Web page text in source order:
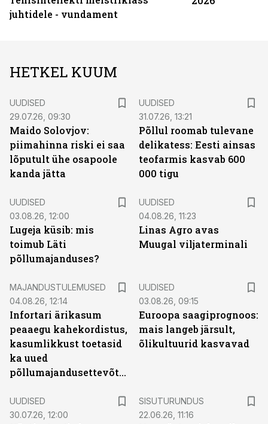
juhtidele - vundament
HETKEL KUUM
UUDISED
29.07.26, 09:30
Maido Solovjov:
piimahinna riski ei saa
lõputult ühe osapoole
kanda jätta
UUDISED
31.07.26, 13:21
Põllul roomab tulevane
delikatess: Eesti ainsas
teofarmis kasvab 600
000 tigu
UUDISED
03.08.26, 12:00
Lugeja küsib: mis
toimub Läti
põllumajanduses?
UUDISED
04.08.26, 11:23
Linas Agro avas
Muugal viljaterminali
MAJANDUSTULEMUSED
04.08.26, 12:14
Infortari ärikasum
peaaegu kahekordistus,
kasumlikkust toetasid
ka uued
põllumajandusettevõtted
UUDISED
03.08.26, 09:15
Euroopa saagiprognoos:
mais langeb järsult,
õlikultuurid kasvavad
UUDISED
30.07.26, 12:00
SISUTURUNDUS
22.06.26, 11:16